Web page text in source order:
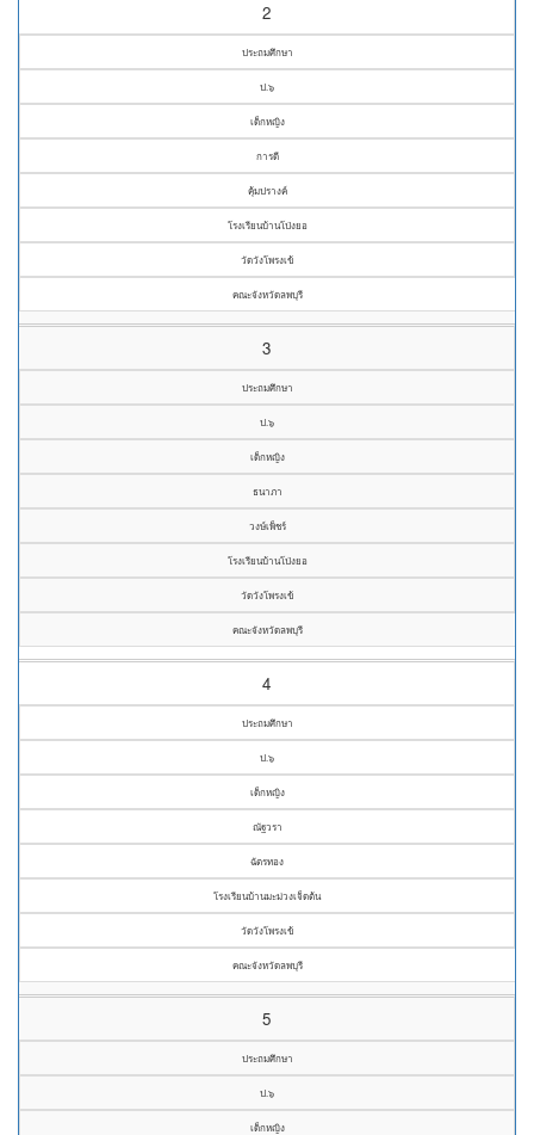
2
ประถมศึกษา
ป.๖
เด็กหญิง
การดี
คุ้มปรางค์
โรงเรียนบ้านโป่งยอ
วัดวังโพรงเข้
คณะจังหวัดลพบุรี
3
ประถมศึกษา
ป.๖
เด็กหญิง
ธนาภา
วงษ์เพ็ชร์
โรงเรียนบ้านโป่งยอ
วัดวังโพรงเข้
คณะจังหวัดลพบุรี
4
ประถมศึกษา
ป.๖
เด็กหญิง
ณัฐวรา
ฉัตรทอง
โรงเรียนบ้านมะม่วงเจ็ดต้น
วัดวังโพรงเข้
คณะจังหวัดลพบุรี
5
ประถมศึกษา
ป.๖
เด็กหญิง